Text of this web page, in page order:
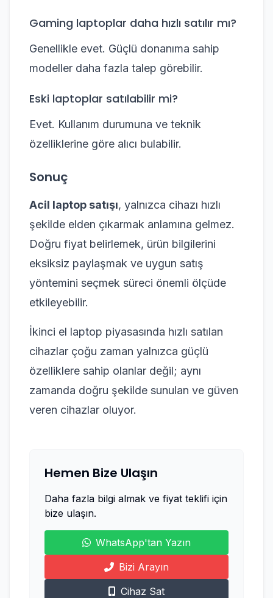
Gaming laptoplar daha hızlı satılır mı?
Genellikle evet. Güçlü donanıma sahip
modeller daha fazla talep görebilir.
Eski laptoplar satılabilir mi?
Evet. Kullanım durumuna ve teknik
özelliklerine göre alıcı bulabilir.
Sonuç
Acil laptop satışı, yalnızca cihazı hızlı
şekilde elden çıkarmak anlamına gelmez.
Doğru fiyat belirlemek, ürün bilgilerini
eksiksiz paylaşmak ve uygun satış
yöntemini seçmek süreci önemli ölçüde
etkileyebilir.
İkinci el laptop piyasasında hızlı satılan
cihazlar çoğu zaman yalnızca güçlü
özelliklere sahip olanlar değil; aynı
zamanda doğru şekilde sunulan ve güven
veren cihazlar oluyor.
Hemen Bize Ulaşın
Daha fazla bilgi almak ve fiyat teklifi için
bize ulaşın.
WhatsApp'tan Yazın
Bizi Arayın
Cihaz Sat